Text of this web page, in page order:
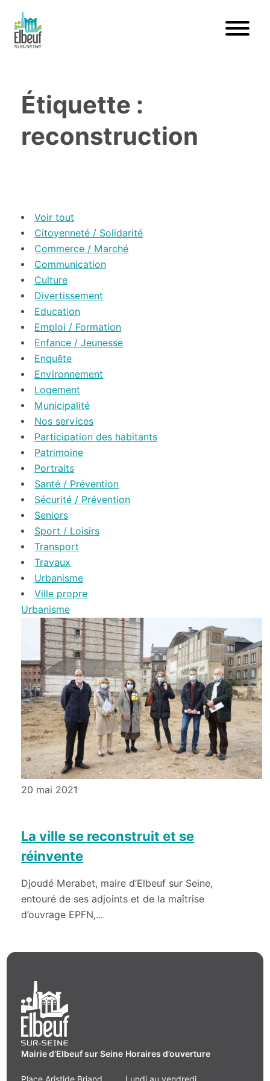
Étiquette :
reconstruction
Voir tout
Citoyenneté / Solidarité
Commerce / Marché
Communication
Culture
Divertissement
Education
Emploi / Formation
Enfance / Jeunesse
Enquête
Environnement
Logement
Municipalité
Nos services
Participation des habitants
Patrimoine
Portraits
Santé / Prévention
Sécurité / Prévention
Seniors
Sport / Loisirs
Transport
Travaux
Urbanisme
Ville propre
Urbanisme
20 mai 2021
La ville se reconstruit et se
réinvente
Djoudé Merabet, maire d’Elbeuf sur Seine,
entouré de ses adjoints et de la maîtrise
d’ouvrage EPFN,...
Mairie d’Elbeuf sur Seine Horaires d’ouverture